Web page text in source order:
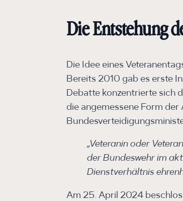
Die Entstehung
Die Idee eines
Bereits 2010 gab es erste
Debatte konzentrierte sich
die angemessene Form
„Veteranin oder
der Bundeswehr im
Dienstverhältnis
Am 25. April 2024